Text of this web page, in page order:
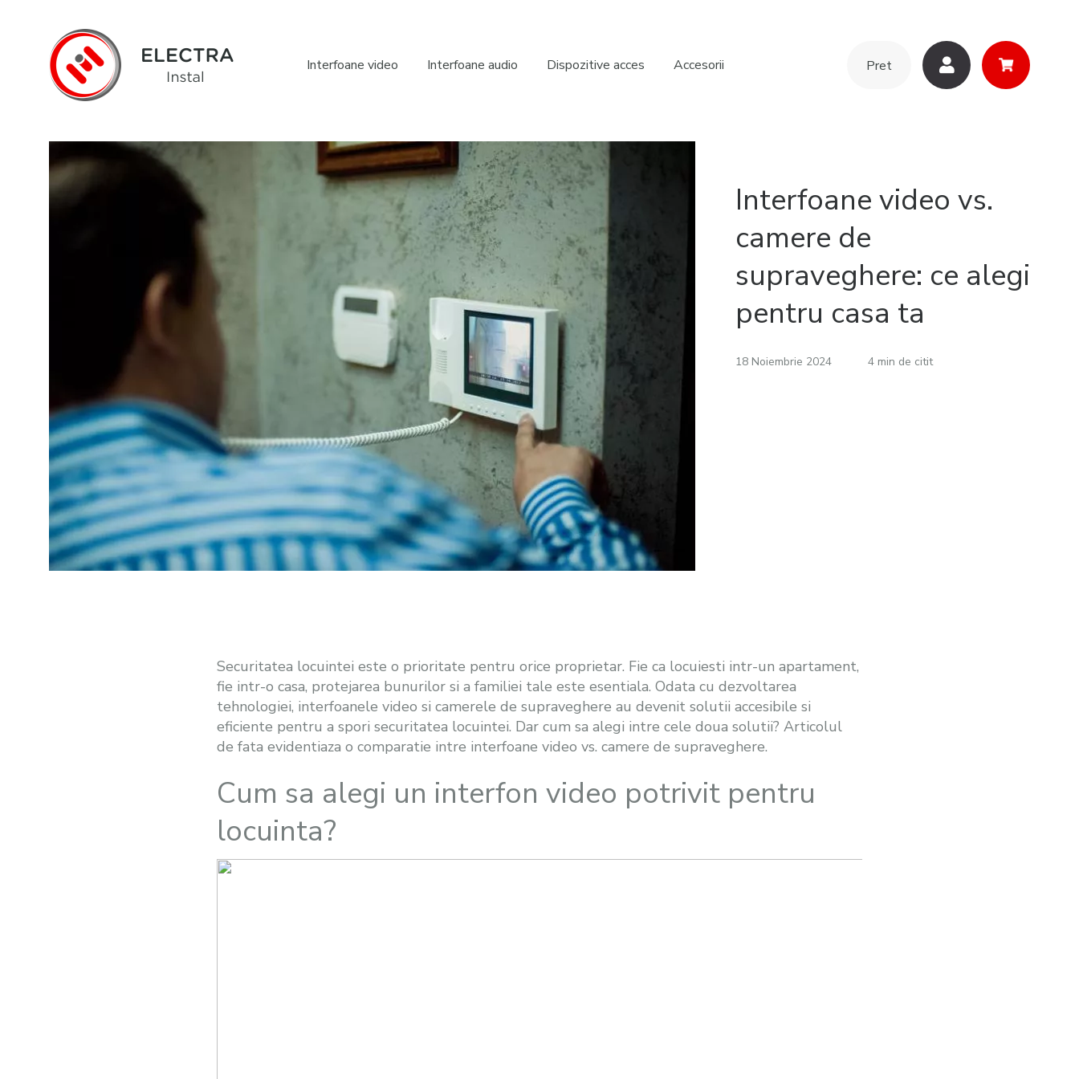
Interfoane video Interfoane audio Dispozitive acces Accesorii Pret
Interfoane video vs.
camere de
supraveghere: ce alegi
pentru casa ta
18 Noiembrie 2024 4 min de citit
Securitatea locuintei este o prioritate pentru orice proprietar. Fie ca locuiesti intr-un apartament,
fie intr-o casa, protejarea bunurilor si a familiei tale este esentiala. Odata cu dezvoltarea
tehnologiei, interfoanele video si camerele de supraveghere au devenit solutii accesibile si
eficiente pentru a spori securitatea locuintei. Dar cum sa alegi intre cele doua solutii? Articolul
de fata evidentiaza o comparatie intre interfoane video vs. camere de supraveghere.
Cum sa alegi un interfon video potrivit pentru
locuinta?